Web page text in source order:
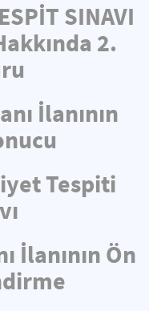
SINAVI
2.
İlanının
Tespiti
İlanının Ön